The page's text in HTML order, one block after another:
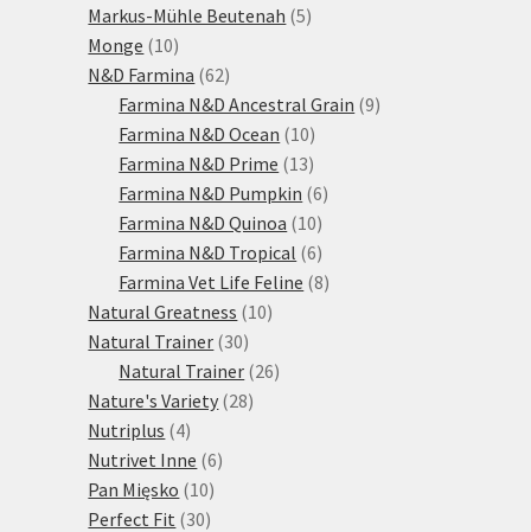
produktů
Markus-Mühle Beutenah 55
Monge 1010
produktů
N&D Farmina 6262
produktů
Farmina N&D Ancestral Grain 99
Farmina N&D Ocean 1010
produktů
Farmina N&D Prime 1313
produktů
Farmina N&D Pumpkin 66
Farmina N&D Quinoa 1010
produktů
Farmina N&D Tropical 66
produktů
Farmina Vet Life Feline 88
Natural Greatness 1010
Natural Trainer 3030
produktů
Natural Trainer 2626
Nature's Variety 2828
Nutriplus 44
produkty
Nutrivet Inne 66
Pan Mięsko 1010
produktů
Perfect Fit 3030